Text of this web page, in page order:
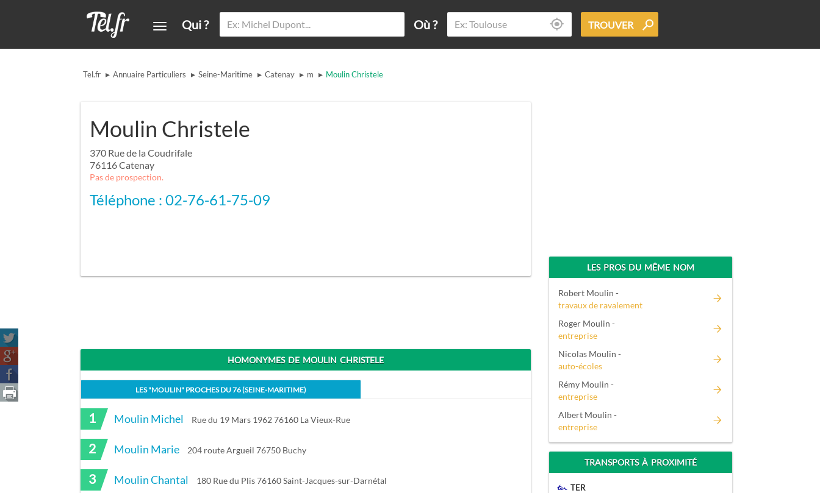
Qui ? Où ? TROUVER
Tel.fr ▸ Annuaire Particuliers ▸ Seine-Maritime ▸ Catenay ▸ m ▸ Moulin Christele
Moulin Christele
370 Rue de la Coudrifale
76116Catenay
Pas de prospection.
Téléphone : 02-76-61-75-09
HOMONYMES DE MOULIN CHRISTELE
LES "MOULIN" PROCHES DU76 (SEINE-MARITIME)
1 Moulin Michel Rue du 19 Mars 1962 76160 La Vieux-Rue
2 Moulin Marie 204 route Argueil 76750 Buchy
3 Moulin Chantal 180 Rue du Plis 76160 Saint-Jacques-sur-Darnétal
LES PROS DU MÊME NOM
Robert Moulin -
travaux de ravalement
Roger Moulin -
entreprise
Nicolas Moulin -
auto-écoles
Rémy Moulin -
entreprise
Albert Moulin -
entreprise
TRANSPORTS À PROXIMITÉ
TER